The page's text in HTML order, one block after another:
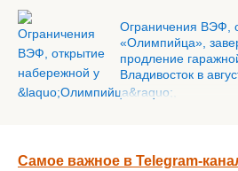
Ограничения ВЭФ,
«Олимпийца»,
продление
Владивосток в
Самое важное в Telegram-